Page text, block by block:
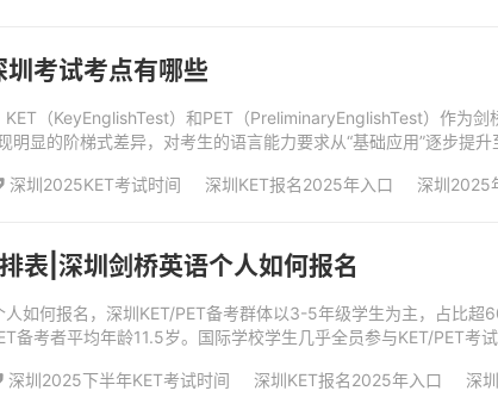
考试考点有哪些
（KeyEnglishTest）和PET（PreliminaryEnglishTest）作为
显的阶梯式差异，对考生的语言能力要求从“基础应用”逐步提升
深圳2025KET考试时间 深圳KET报名2025年入口 深圳2025
表|深圳剑桥英语个人如何报名
如何报名，深圳KET/PET备考群体以3-5年级学生为主，占比超
备考者平均年龄11.5岁。国际学校学生几乎全员参与KET/PET考
深圳2025下半年KET考试时间 深圳KET报名2025年入口 深